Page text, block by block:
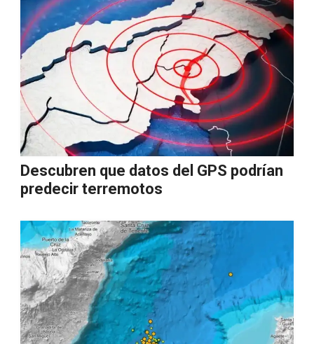
Descubren que datos del GPS podrían
predecir terremotos